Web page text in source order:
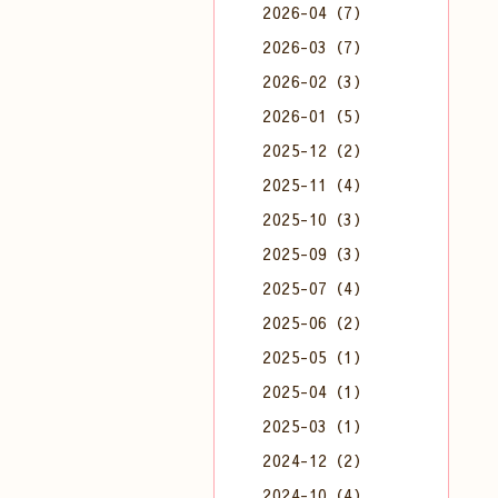
2026-04（7）
2026-03（7）
2026-02（3）
2026-01（5）
2025-12（2）
2025-11（4）
2025-10（3）
2025-09（3）
2025-07（4）
2025-06（2）
2025-05（1）
2025-04（1）
2025-03（1）
2024-12（2）